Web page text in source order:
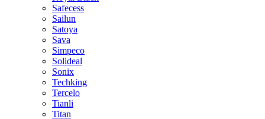
Safecess
Sailun
Satoya
Sava
Simpeco
Solideal
Sonix
Techking
Tercelo
Tianli
Titan